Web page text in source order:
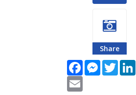
Share
FacebookMessenger
Twitter